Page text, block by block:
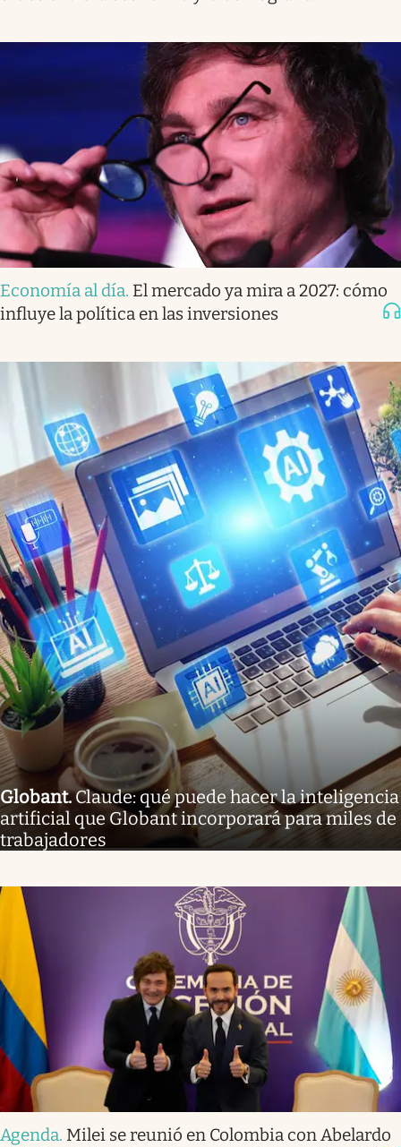
Economía al día. El mercado ya mira a 2027: cómo
influye la política en las inversiones
Globant.Claude: qué puede hacer la inteligencia
artificial que Globant incorporará para miles de
trabajadores
Agenda. Milei se reunió en Colombia con Abelardo